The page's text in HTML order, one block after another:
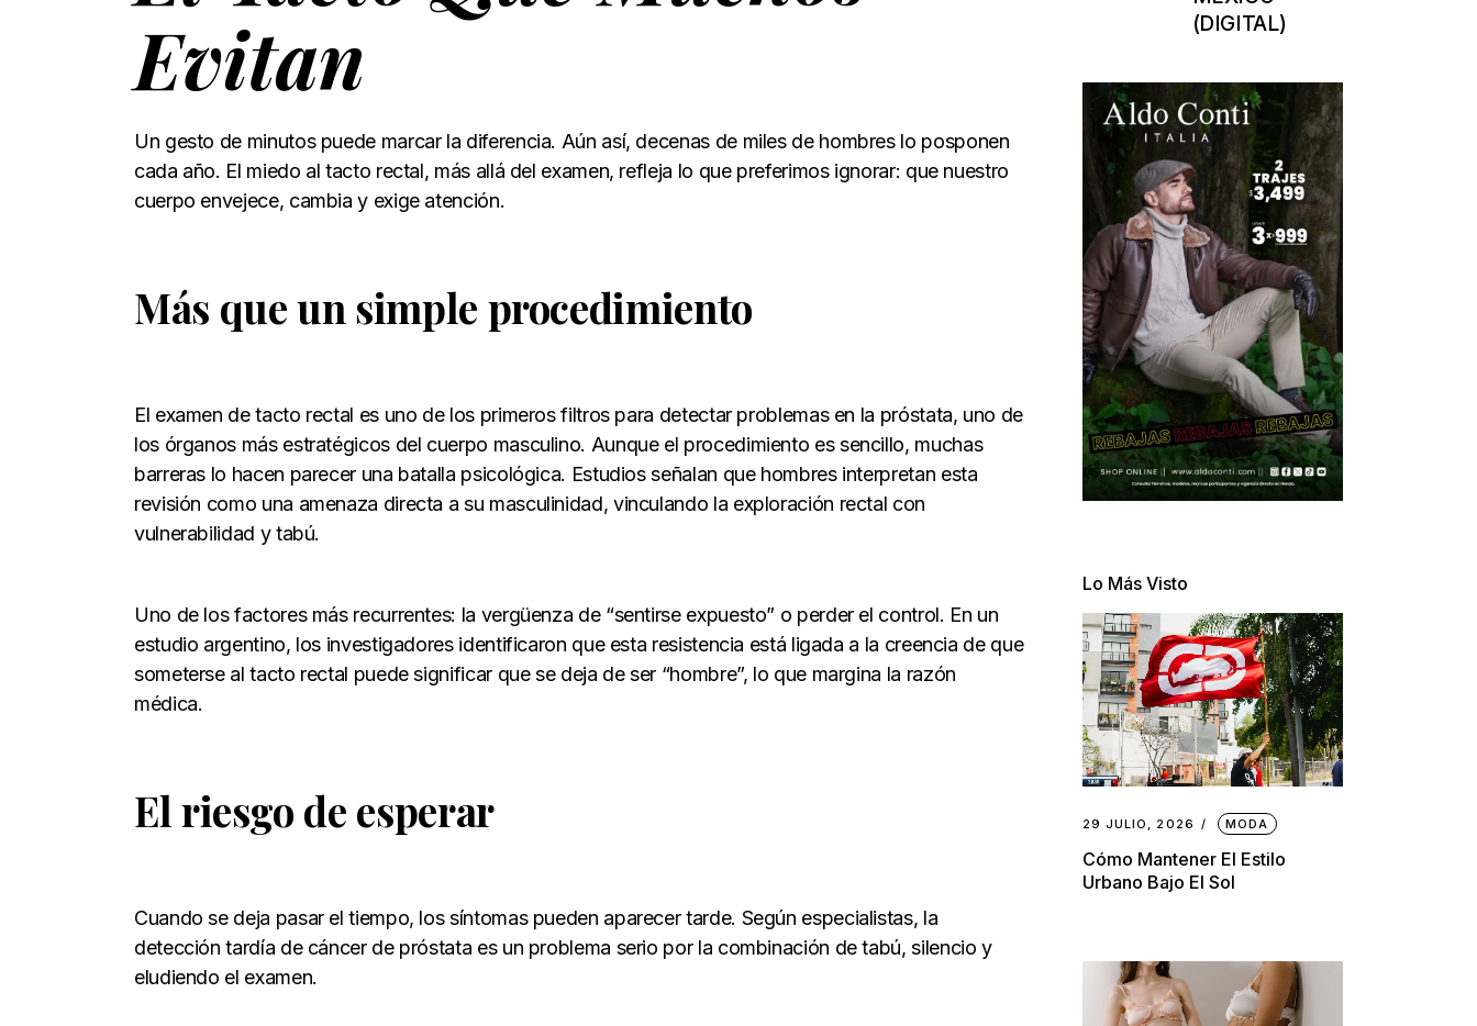
Evitan
Un gesto de minutos puede marcar la diferencia. Aún así, decenas de miles de hombres lo posponen
cada año. El miedo al tacto rectal, más allá del examen, refleja lo que preferimos ignorar: que nuestro
cuerpo envejece, cambia y exige atención.
Más que un simple procedimiento
El examen de tacto rectal es uno de los primeros filtros para detectar problemas en la próstata, uno de
los órganos más estratégicos del cuerpo masculino. Aunque el procedimiento es sencillo, muchas
barreras lo hacen parecer una batalla psicológica. Estudios señalan que hombres interpretan esta
revisión como una amenaza directa a su masculinidad, vinculando la exploración rectal con
vulnerabilidad y tabú.
Uno de los factores más recurrentes: la vergüenza de “sentirse expuesto” o perder el control. En un
estudio argentino, los investigadores identificaron que esta resistencia está ligada a la creencia de que
someterse al tacto rectal puede significar que se deja de ser “hombre”, lo que margina la razón
médica.
El riesgo de esperar
Cuando se deja pasar el tiempo, los síntomas pueden aparecer tarde. Según especialistas, la
detección tardía de cáncer de próstata es un problema serio por la combinación de tabú, silencio y
eludiendo el examen.
(DIGITAL)
Lo Más Visto
29 JULIO, 2026 MODA
Cómo Mantener El Estilo
Urbano Bajo El Sol